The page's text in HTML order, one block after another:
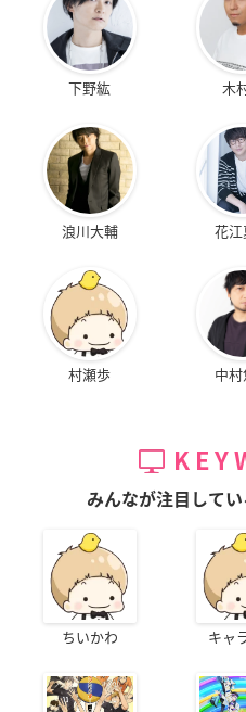
下野紘 木
浪川大輔 花
村瀬歩 中
みんなが注目して
ちいかわ キャ